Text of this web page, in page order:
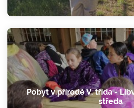
Pobyt v přírodě V. třída -
středa